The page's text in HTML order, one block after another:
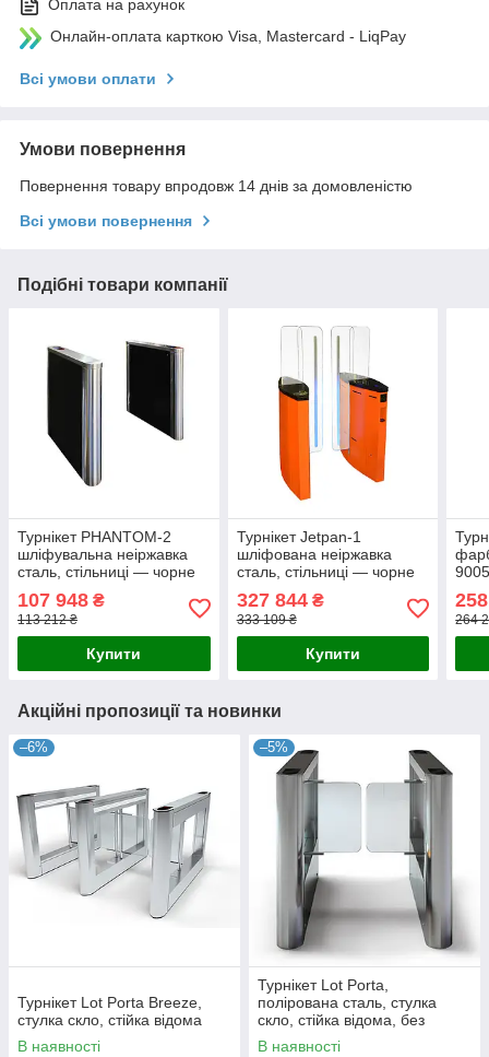
Оплата на рахунок
Онлайн-оплата карткою Visa, Mastercard - LiqPay
Всі умови оплати
Умови повернення
Повернення товару впродовж 14 днів за домовленістю
Всі умови повернення
Подібні товари компанії
Турнікет PHANTOM-2
шліфувальна неіржавка
сталь, стільниці — чорне
скло, центральна стійка
107 948 ₴
113 212 ₴
Купити
Турнікет Jetpan-1
шліфована неіржавка
сталь, стільниці — чорне
скло, права + ліва стійки
327 844₴
333 109 ₴
Купити
264
Акційні пропозиції та новинки
–6%
Турнікет Lot Porta Breeze,
стулка скло, стійка відома
В наявності
–5%
Турнікет Lot Porta,
полірована сталь, стулка
скло, стійка відома, без
зчитувача
В наявності